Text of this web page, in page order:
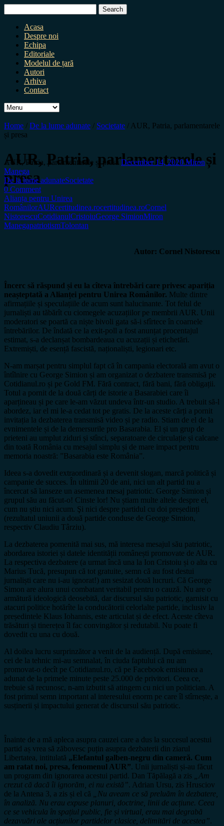
for:
Acasa
Despre noi
Echipa
Editoriale
Modelul de țară
Autori
Arhiva
Contact
Home / De la lume adunate / Societate / AUR, Patria, parlamentarele
și presa
AUR, Patria, parlamentarele și
presa
AUR, Patria, parlamentarele și presa December 14, 2020Miron
Manega
De la lume adunateSocietate
0 Comment
Alianța pentru Unirea
RomânilorAURcertitudinea.rocertitudinea.roCornel
NistorescuCotidianulCristoiuGeorge SimionMiron
ManegapatriotismTolontan
Autor: Cornel Nistorescu
Încerc să răspund și eu la cîteva întrebări care privesc apariția
neașteptată a Alianței pentru Unirea Românilor. Multe dintre
afirmațiile și speculațiile de acum sunt halucinante. Tot felul de
jurnaliști au tăbărît cu ciomegele acuzațiilor pe membrii AUR. Unii
moderatori se poartă ca niște bivoli gata să-i sfîrtece în coarnele
întrebărilor. De îndată ce la exit-poll a fost anunțat procentajul
estimat, s-a declanșat bombardeaua cu acuzații și etichetări.
Extremiști, de esență fascistă, naționaliști, legionari etc.
N-am marșat pentru simplul fapt că în campania electorală am avut o
întîlnire cu George Simion și am organizat o dezbatere transmisă pe
Cotidianul.ro și pe Gold FM. Fără contract, fără bani, fără obligații.
Totul a pornit de la două cărți de istorie a Basarabiei care îi
aparțineau și pe care le-am văzut undeva într-un studio. A trebuit să-l
abordez, iar el mi le-a cedat tot pe gratis. De la aceste cărți a pornit
invitația la dezbaterea transmisă video și pe radio. Stiam de el de la
evnimentele și de la demersurile pro Basarabia. El și un grup de
prieteni au umplut ziduri și stînci, separatoare de circulație și calcane
din toată România cu mesajul simplu și de mare impact pentru
memoria noastră: ”Basarabia este România”.
Ideea s-a dovedit extraordinară și a devenit slogan, marcă politică și
campanie de succes. În ultimii 20 de ani, nici un alt partid nu a
încercat să lanseze un asemenea mesaj patriotic. George Simion și
grupul său au făcut-o! Cinste lor! Nu știam multe altele despre el,
cum nu știu nici acum. Şi nici despre partidul cu doi președinți
(rezultatul uniunii a două partide conduse de George Simion,
respectiv Claudiu Târziu).
La dezbaterea pomenită mai sus, mă interesa mesajul său patriotic,
abordarea istoriei și datele identității românești promovate de AUR.
La respectiva dezbatere (a urmat încă una la Ion Cristoiu și o alta cu
Marius Tucă, presupun că tot gratuite, semn că au fost destui
jurnaliști care nu i-au ignorat!) am sesizat două lucruri. Că George
Simon are alura unui combatant veritabil pentru o cauză. Nu are o
armătură ideologică deosebită, dar discursul său patriotic, garnisit cu
atacuri politice hotărîte la conducătorii celorlalte partide, inclusiv la
președintele Klaus Iohannis, este articulat și de efect. Aceste cîteva
trăsături și tinerețea îl fac convingător și redutabil. Nu poate fi
dovedit cu una cu două.
Al doilea lucru surprinzător a venit de la audiență. După emisiune,
cei de la tehnic mi-au semnalat, în ciuda faptului că nu am
promovat-o decît pe Cotidianul.ro, că pe Facebook emisiunea a
adunat de la primele minute peste 25.000 de privitori. Ceea ce,
trebuie să recunosc, n-am izbutit să atingem cu nici un politician. A
fost primul semn important al interesului enorm pe care îl stîrnește, a
susținerii și impactului generat de discursul său patriotic.
Înainte de a mă apleca asupra cauzei care a dus la succesul acestui
partid aș vrea să zăbovesc puțin asupra dezbaterii din ziarul
Libertatea, intitulată „Elefantul galben-negru din cameră. Cum
am ratat noi, presa, fenomenul AUR”. Unii jurnaliști și-au făcut
un program din ignorarea acestui partid. Dan Tăpălagă a zis
„Am
crezut că dacă îi ignorăm, ei nu există”. Adrian Ursu, zis Hrusciov
de la Antena 3, a zis și el că
„Nu aveam ce să preluăm în dezbatere,
în analiză. Nu erau expuse planuri, doctrine, linii de acțiune. Ceea
ce se vehicula în spațiul public, fie și virtual, erau mai degrabă
dezavuări ale acțiunilor partidelor clasice, delimitări de acestea”.